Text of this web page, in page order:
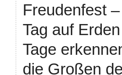
Freudenfest
Tag auf
Tage
die Großen